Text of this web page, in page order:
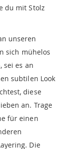
du mit Stolz
unseren
sich mühelos
sei es an
subtilen Look
diese
an. Trage
für einen
Die